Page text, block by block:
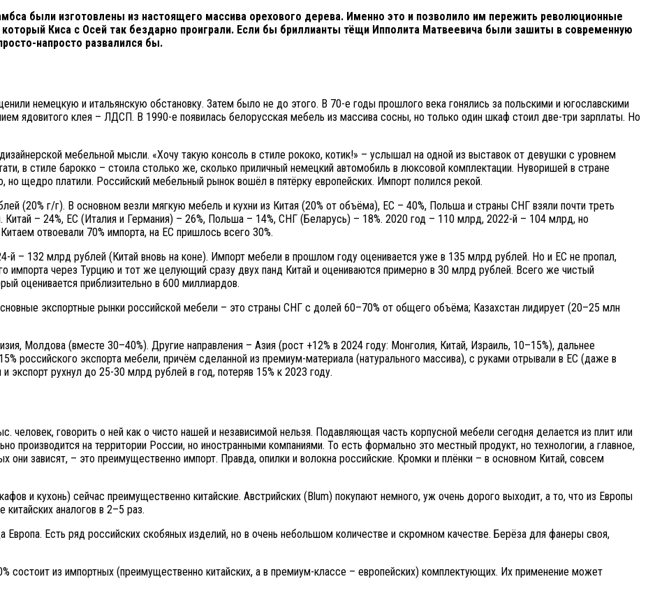
были изготовлены из настоящего массива орехового дерева. Именно это и позволило им пережить революционные
Киса с Осей так бездарно проиграли. Если бы бриллианты тёщи Ипполита Матвеевича были зашиты в современную
напросто развалился бы.
немецкую и итальянскую обстановку. Затем было не до этого. В 70-е годы прошлого века гонялись за польскими и югославскими
ядовитого клея – ЛДСП. В 1990-е появилась белорусская мебель из массива сосны, но только один шкаф стоил две-три зарплаты. Но
мебельной мысли. «Хочу такую консоль в стиле рококо, котик!» – услышал на одной из выставок от девушки с уровнем
в стиле барокко – стоила столько же, сколько приличный немецкий автомобиль в люксовой комплектации. Нуворишей в стране
но щедро платили. Российский мебельный рынок вошёл в пятёрку европейских. Импорт полился рекой.
(20% г/г). В основном везли мягкую мебель и кухни из Китая (20% от объёма), ЕС – 40%, Польша и страны СНГ взяли почти треть
– 24%, ЕС (Италия и Германия) – 26%, Польша – 14%, СНГ (Беларусь) – 18%. 2020 год – 110 млрд, 2022-й – 104 млрд, но
отвоевали 70% импорта, на ЕС пришлось всего 30%.
й – 132 млрд рублей (Китай вновь на коне). Импорт мебели в прошлом году оценивается уже в 135 млрд рублей. Но и ЕС не пропал,
импорта через Турцию и тот же целующий сразу двух панд Китай и оцениваются примерно в 30 млрд рублей. Всего же чистый
оценивается приблизительно в 600 миллиардов.
экспортные рынки российской мебели – это страны СНГ с долей 60–70% от общего объёма; Казахстан лидирует (20–25 млн
Молдова (вместе 30–40%). Другие направления – Азия (рост +12% в 2024 году: Монголия, Китай, Израиль, 10–15%), дальнее
российского экспорта мебели, причём сделанной из премиум-материала (натурального массива), с руками отрывали в ЕС (даже в
рухнул до 25-30 млрд рублей в год, потеряв 15% к 2023 году.
человек, говорить о ней как о чисто нашей и независимой нельзя. Подавляющая часть корпусной мебели сегодня делается из плит или
производится на территории России, но иностранными компаниями. То есть формально это местный продукт, но технологии, а главное,
они зависят, – это преимущественно импорт. Правда, опилки и волокна российские. Кромки и плёнки – в основном Китай, совсем
и кухонь) сейчас преимущественно китайские. Австрийских (Blum) покупают немного, уж очень дорого выходит, а то, что из Европы
аналогов в 2–5 раз.
Есть ряд российских скобяных изделий, но в очень небольшом количестве и скромном качестве. Берёза для фанеры своя,
состоит из импортных (преимущественно китайских, а в премиум-классе – европейских) комплектующих. Их применение может